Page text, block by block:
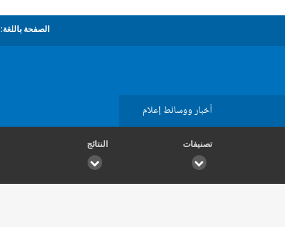
الصفحة باللغة:
أخبار ووسائط إعلام
تصنيفات النتائج